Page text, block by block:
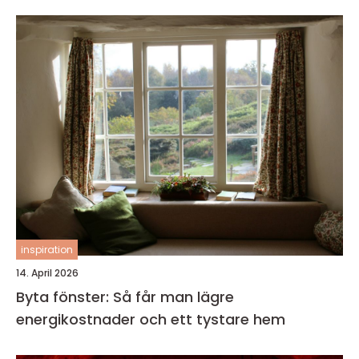
inspiration
14. April 2026
Byta fönster: Så får man lägre
energikostnader och ett tystare hem